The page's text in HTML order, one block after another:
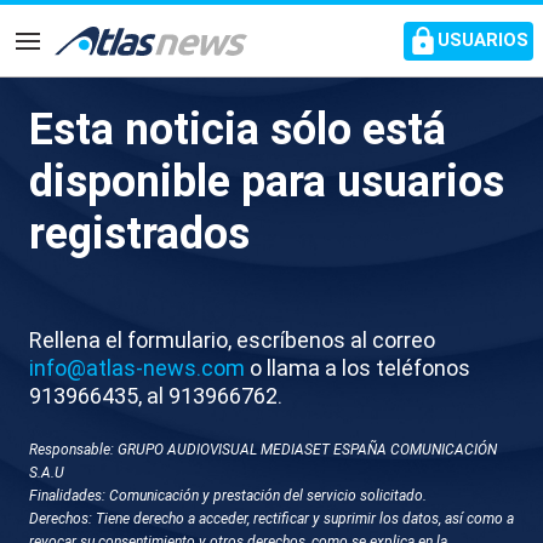
common.go-to-content
Navegación
USUARIOS
Díez y Cerdán al frente de la
trama
Esta noticia sólo está
disponible para usuarios
registrados
Rellena el formulario, escríbenos al correo
info@atlas-news.com o llama a los teléfonos
913966435, al 913966762.
Responsable: GRUPO AUDIOVISUAL MEDIASET ESPAÑA COMUNICACIÓN
S.A.U
Finalidades: Comunicación y prestación del servicio solicitado.
Derechos: Tiene derecho a acceder, rectificar y suprimir los datos, así como a